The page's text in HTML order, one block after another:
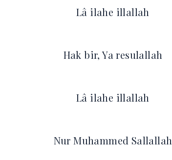
Lâ ilahe illallah
Hak bir, Ya resulallah
Lâ ilahe illallah
Nur Muhammed Sallallah